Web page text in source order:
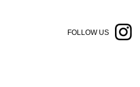
FOLLOW US